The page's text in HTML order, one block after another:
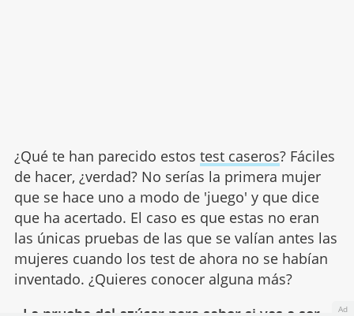
¿Qué te han parecido estos test caseros? Fáciles
de hacer, ¿verdad? No serías la primera mujer
que se hace uno a modo de 'juego' y que dice
que ha acertado. El caso es que estas no eran
las únicas pruebas de las que se valían antes las
mujeres cuando los test de ahora no se habían
inventado. ¿Quieres conocer alguna más?
Ad